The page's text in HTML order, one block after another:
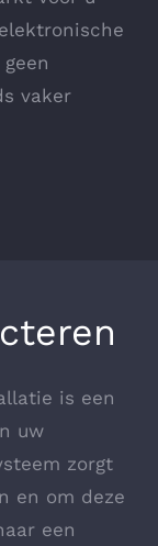
vaker
is een
uw
zorgt
en om deze
een